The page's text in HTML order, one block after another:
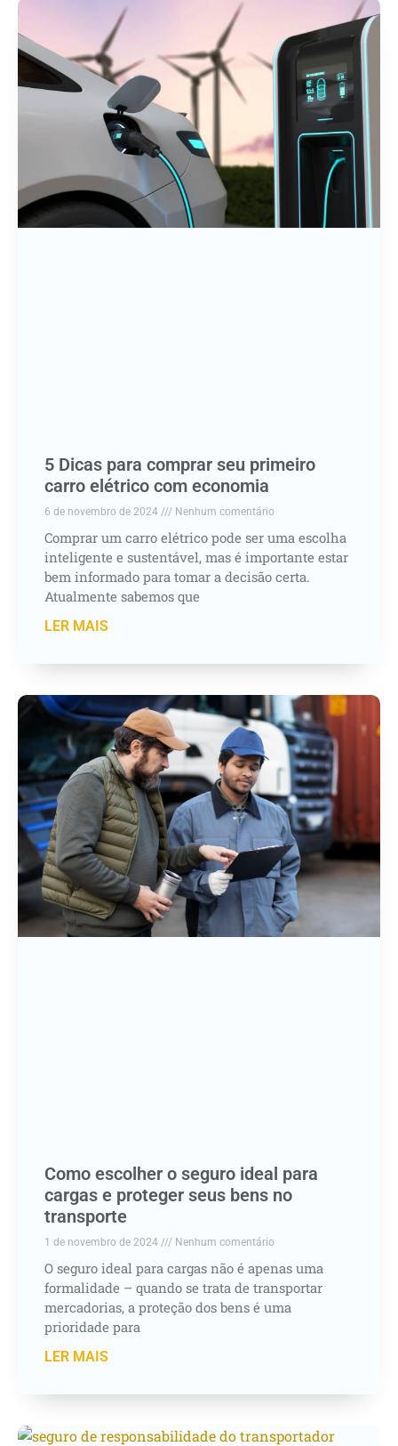
5 Dicas para comprar seu primeiro
carro elétrico com economia
6 de novembro de 2024 Nenhum comentário
Comprar um carro elétrico pode ser uma escolha
inteligente e sustentável, mas é importante estar
bem informado para tomar a decisão certa.
Atualmente sabemos que
LER MAIS
Como escolher o seguro ideal para
cargas e proteger seus bens no
transporte
1 de novembro de 2024 Nenhum comentário
O seguro ideal para cargas não é apenas uma
formalidade – quando se trata de transportar
mercadorias, a proteção dos bens é uma
prioridade para
LER MAIS